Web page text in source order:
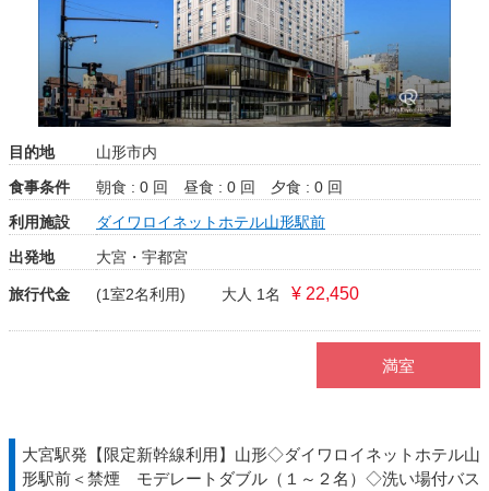
目的地
山形市内
食事条件
朝食 : 0 回 昼食 : 0 回
夕食 : 0 回
利用施設
ダイワロイネットホテル山形駅前
出発地
大宮・宇都宮
旅行代金 (1室2名利用) 大人 1名 ¥ 22,450
満室
大宮駅発【限定新幹線利用】山形◇ダイワロイネットホテル山
形駅前＜禁煙 モデレートダブル（１～２名）◇洗い場付バス